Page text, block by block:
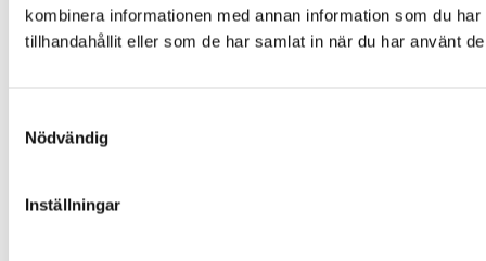
kombinera informationen med annan information som du har
tillhandahållit eller som de har samlat in när du har använt
Nödvändig
Inställningar